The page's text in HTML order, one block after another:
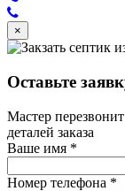
×
Оставьте
Мастер
деталей заказа
Ваше имя *
Номер телефона *